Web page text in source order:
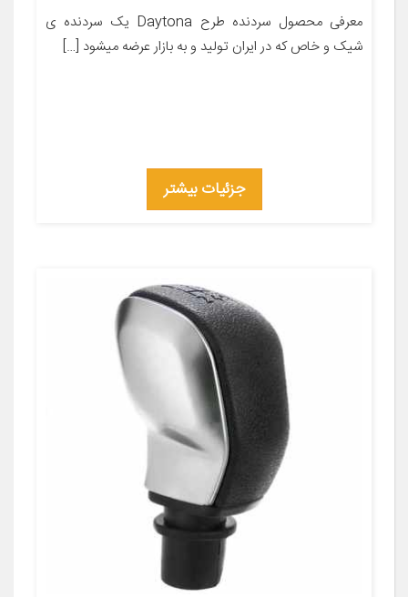
معرفی محصول سردنده طرح Daytona یک سردنده ی
شیک و خاص که در ایران تولید و به بازار عرضه میشود […]
جزئیات بیشتر